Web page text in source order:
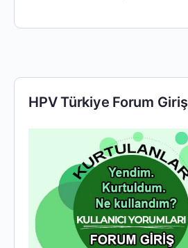
HPV Türkiye Forum Giriş